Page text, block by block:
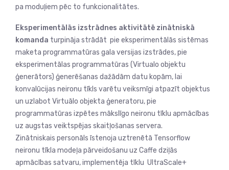
pa moduļiem pēc to funkcionalitātes.
Eksperimentālās izstrādnes aktivitātē zinātniskā
komanda turpināja strādāt pie eksperimentālās sistēmas
maketa programmatūras gala versijas izstrādes, pie
eksperimentālas programmatūras (Virtualo objektu
ģenerātors) ģenerēšanas dažādām datu kopām, lai
konvalūcijas neironu tīkls varētu veiksmīgi atpazīt objektus
un uzlabot Virtuālo objekta ģeneratoru, pie
programmatūras izpētes mākslīgo neironu tīklu apmācības
uz augstas veiktspējas skaitļošanas servera.
Zinātniskais personāls īstenoja uztrenētā Tensorflow
neironu tīkla modeļa pārveidošanu uz Caffe dziļās
apmācības satvaru, implementēja tīklu UltraScale+